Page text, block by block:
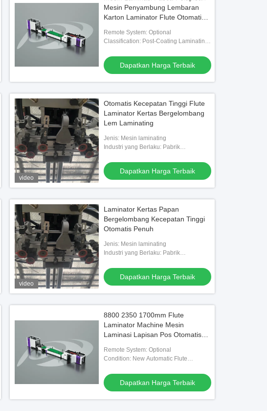
Mesin Penyambung Lembaran
Karton Laminator Flute Otomatis
Akurasi Produksi
Remote System: Optional
Classification: Post-Coating Laminating
Dapatkan Harga Terbaik
video
Otomatis Kecepatan Tinggi Flute
Laminator Kertas Bergelombang
Lem Laminating
Jenis: Mesin laminating
Industri yang Berlaku: Pabrik
pengepakan
Dapatkan Harga Terbaik
video
Laminator Kertas Papan
Bergelombang Kecepatan Tinggi
Otomatis Penuh
Jenis: Mesin laminating
Industri yang Berlaku: Pabrik
pengepakan
Dapatkan Harga Terbaik
8800 2350 1700mm Flute
Laminator Machine Mesin
Laminasi Lapisan Pos Otomatis
Konsisten
Remote System: Optional
Condition: New Automatic Flute
Dapatkan Harga Terbaik